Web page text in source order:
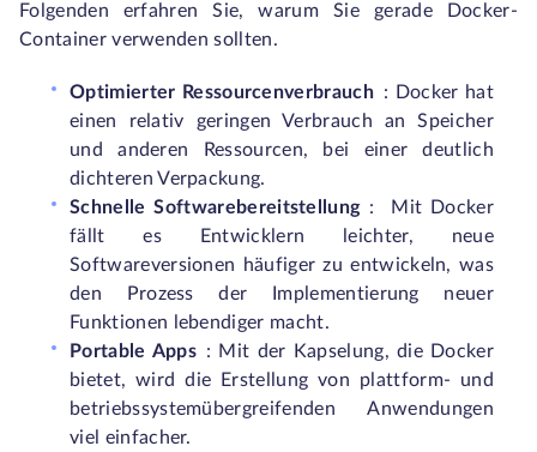
Folgenden erfahren Sie, warum Sie gerade Docker-
Container verwenden sollten.
Optimierter Ressourcenverbrauch : Docker hat
einen relativ geringen Verbrauch an Speicher
und anderen Ressourcen, bei einer deutlich
dichteren Verpackung.
Schnelle Softwarebereitstellung : Mit Docker
fällt es Entwicklern leichter, neue
Softwareversionen häufiger zu entwickeln, was
den Prozess der Implementierung neuer
Funktionen lebendiger macht.
Portable Apps : Mit der Kapselung, die Docker
bietet, wird die Erstellung von plattform- und
betriebssystemübergreifenden Anwendungen
viel einfacher.